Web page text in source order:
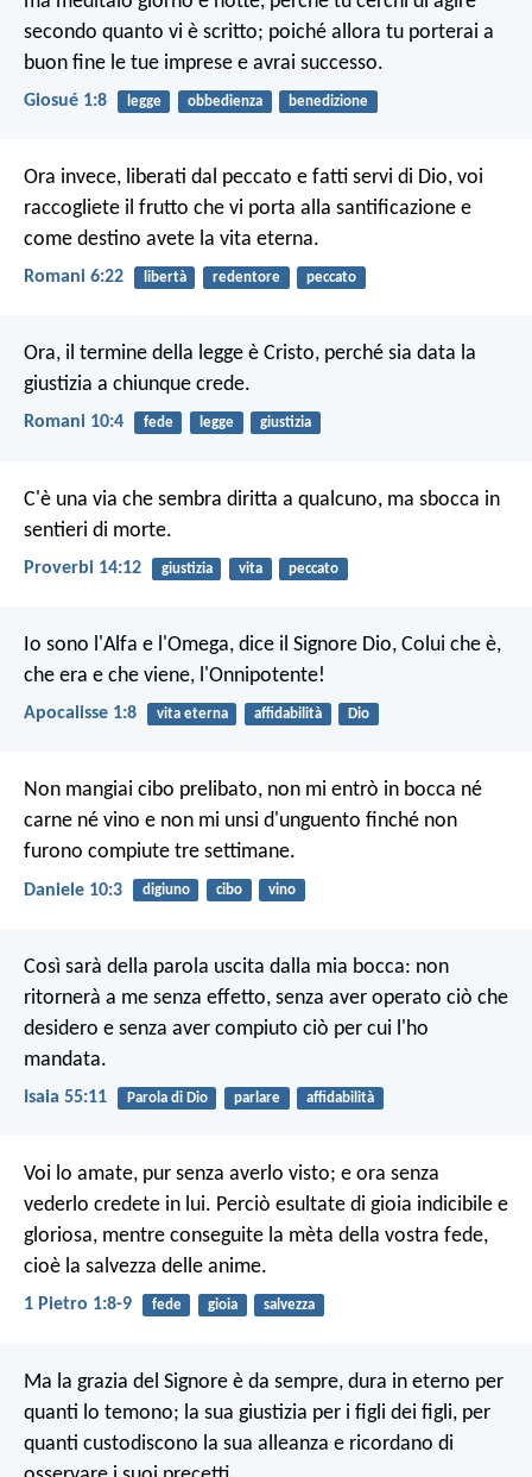
secondo quanto vi è scritto; poiché allora tu porterai a
buon fine le tue imprese e avrai successo.
Giosué 1:8 legge obbedienza benedizione
Ora invece, liberati dal peccato e fatti servi di Dio, voi
raccogliete il frutto che vi porta alla santificazione e
come destino avete la vita eterna.
Romani 6:22 libertà redentore peccato
Ora, il termine della legge è Cristo, perché sia data la
giustizia a chiunque crede.
Romani 10:4 fede legge giustizia
C'è una via che sembra diritta a qualcuno, ma sbocca in
sentieri di morte.
Proverbi 14:12 giustizia vita peccato
Io sono l'Alfa e l'Omega, dice il Signore Dio, Colui che è,
che era e che viene, l'Onnipotente!
Apocalisse 1:8 vita eterna affidabilità Dio
Non mangiai cibo prelibato, non mi entrò in bocca né
carne né vino e non mi unsi d'unguento finché non
furono compiute tre settimane.
Daniele 10:3 digiuno cibo vino
Così sarà della parola uscita dalla mia bocca: non
ritornerà a me senza effetto, senza aver operato ciò che
desidero e senza aver compiuto ciò per cui l'ho
mandata.
Isaia 55:11 Parola di Dio parlare affidabilità
Voi lo amate, pur senza averlo visto; e ora senza
vederlo credete in lui. Perciò esultate di gioia indicibile e
gloriosa, mentre conseguite la mèta della vostra fede,
cioè la salvezza delle anime.
1 Pietro 1:8-9 fede gioia salvezza
Ma la grazia del Signore è da sempre, dura in eterno per
quanti lo temono; la sua giustizia per i figli dei figli, per
quanti custodiscono la sua alleanza e ricordano di